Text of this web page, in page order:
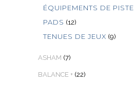
ÉQUIPEMENTS DE PISTE
PADS (12)
TENUES DE JEUX (9)
ASHAM (7)
BALANCE + (22)